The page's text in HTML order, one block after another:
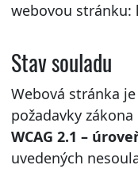
webovou stránku:
Stav souladu
Webová stránka je
požadavky
WCAG 2.1 –
uvedených